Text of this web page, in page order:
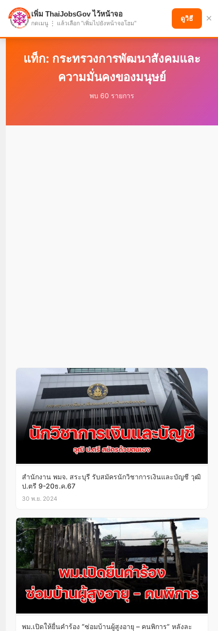
แบ่งปันโอกาส เพื่ออนาคตที่ก้าวหน้า
แท็ก: กระทรวงการพัฒนาสังคมและ
ความมั่นคงของมนุษย์
พบ 60 รายการ
สำนักงาน พมจ. สระบุรี รับสมัครนักวิชาการเงินและบัญชี วุฒิ
ป.ตรี 9-20ธ.ค.67
30 พ.ย. 2024
พม.เปิดให้ยื่นคำร้อง “ซ่อมบ้านผู้สูงอายุ – คนพิการ” หลังละ
เพิ่ม ThaiJobsGov ไว้หน้าจอ
กดเมนู ⋮ แล้วเลือก "เพิ่มไปยังหน้าจอโฮม"
ดูวิธี ×